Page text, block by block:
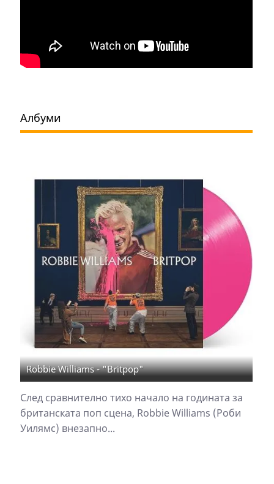
Албуми
Robbie Williams - "Britpop"
След сравнително тихо начало на годината за
британската поп сцена, Robbie Williams (Роби
Уилямс) внезапно...